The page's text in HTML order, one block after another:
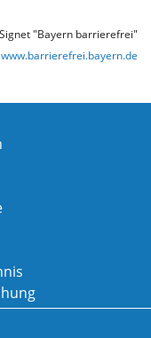
"Bayern barrierefrei"
www.barrierefrei.bayern.de